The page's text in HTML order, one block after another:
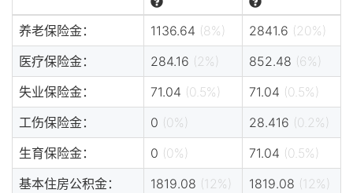
养老保险金： 1136.64 (8%) 2841.6 (20%)
医疗保险金：
284.16 (2%) 852.48 (6%)
失业保险金：
71.04 (0.5%) 71.04 (0.5%)
工伤保险金：
0 (0%) 28.416 (0.2%)
生育保险金：
0 (0%) 71.04 (0.5%)
基本住房公积金：
1819.08 (12%) 1819.08 (12%)